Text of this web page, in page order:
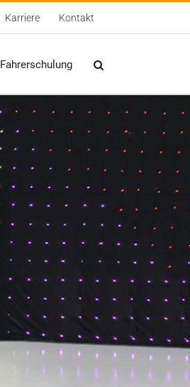
Karriere Kontakt
Fahrerschulung